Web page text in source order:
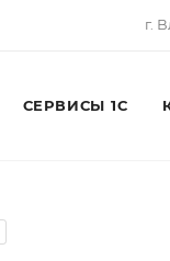
г.
СЕРВИСЫ 1С